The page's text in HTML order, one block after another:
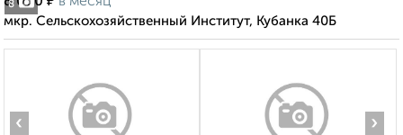
8
мкр. Сельскохозяйственный Институт, Кубанка 40Б
‹ ›